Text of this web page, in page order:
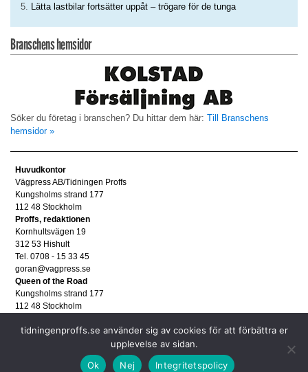
Lätta lastbilar fortsätter uppåt – trögare för de tunga
Branschens hemsidor
Söker du företag i branschen? Du hittar dem här: Till Branschens
hemsidor »
Huvudkontor
Vägpress AB/Tidningen Proffs
Kungsholms strand 177
112 48 Stockholm
Proffs, redaktionen
Kornhultsvägen 19
312 53 Hishult
Tel. 0708 - 15 33 45
goran@vagpress.se
Queen of the Road
Kungsholms strand 177
112 48 Stockholm
Tel. 08 - 653 83 80
Personuppgifter/GDPR
tidningenproffs.se använder sig av cookies för att förbättra er
upplevelse av sidan.
Ok
Nej Integritetspolicy